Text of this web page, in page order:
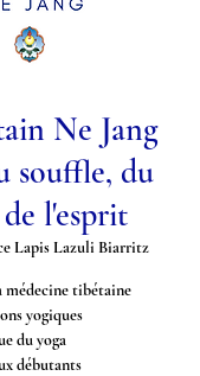
Ne Jang
souffle, du
l'esprit
Lapis Lazuli Biarritz
tibétaine
yogiques
du yoga
débutants